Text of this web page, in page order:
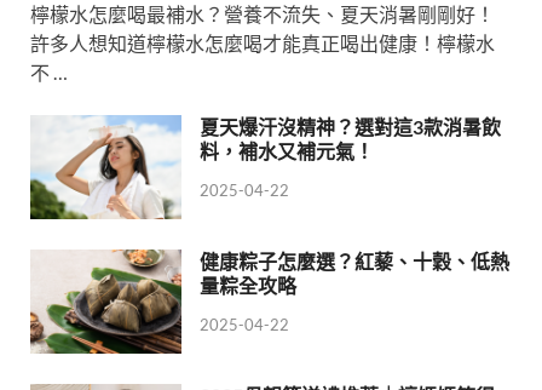
檸檬水怎麼喝最補水？營養不流失、夏天消暑剛剛好！
許多人想知道檸檬水怎麼喝才能真正喝出健康！檸檬水
不 …
夏天爆汗沒精神？選對這3款消暑飲
料，補水又補元氣！
2025-04-22
健康粽子怎麼選？紅藜、十穀、低熱
量粽全攻略
2025-04-22